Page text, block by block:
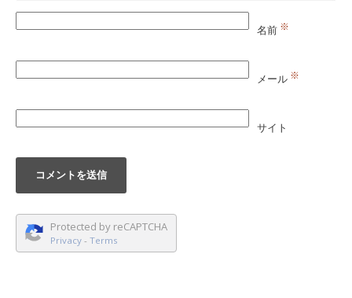
名前 ※
メール ※
サイト
Protected by reCAPTCHA
Privacy - Terms